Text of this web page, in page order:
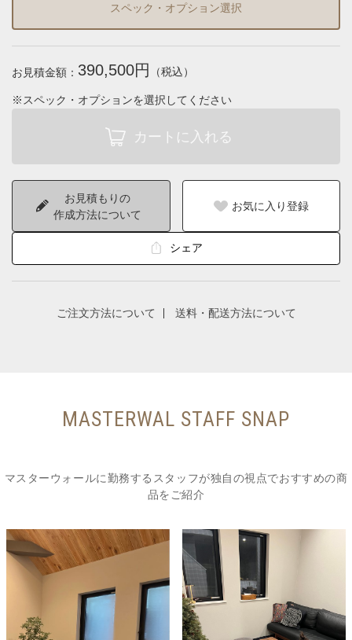
スペック・オプション選択
お見積金額： 390,500円 （税込）
※スペック・オプションを選択してください
お見積もりの
作成方法について
お気に入り登録
シェア
ご注文方法について 送料・配送方法について
MASTERWAL STAFF SNAP
マスターウォールに勤務するスタッフが独自の視点でおすすめの商
品をご紹介